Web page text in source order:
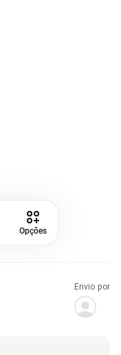
Opções
Envio por